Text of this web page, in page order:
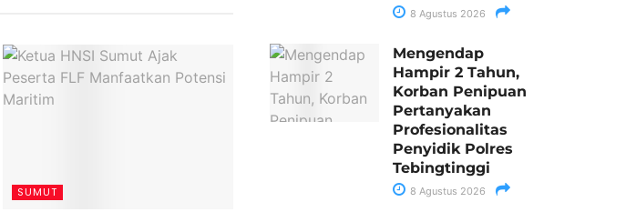
SUMUT
8 Agustus 2026
Mengendap
Hampir 2 Tahun,
Korban Penipuan
Pertanyakan
Profesionalitas
Penyidik Polres
Tebingtinggi
8 Agustus 2026